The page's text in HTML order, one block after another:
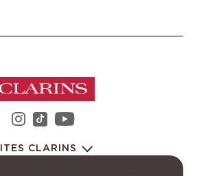
instagram Groupe
youtube Groupe
CLARINS